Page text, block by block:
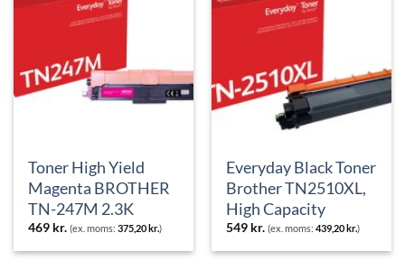
Toner High Yield
Magenta BROTHER
TN-247M 2.3K
469 kr. (ex. moms:375,20 kr.)
Everyday Black Toner
Brother TN2510XL,
High Capacity
549 kr. (ex. moms:439,20 kr.)